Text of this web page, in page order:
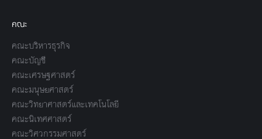
คณะ
คณะบริหารธุรกิจ
คณะบัญชี
คณะเศรษฐศาสตร์
คณะมนุษยศาสตร์
คณะวิทยาศาสตร์และเทคโนโลยี
คณะนิเทศศาสตร์
คณะวิศวกรรมศาสตร์